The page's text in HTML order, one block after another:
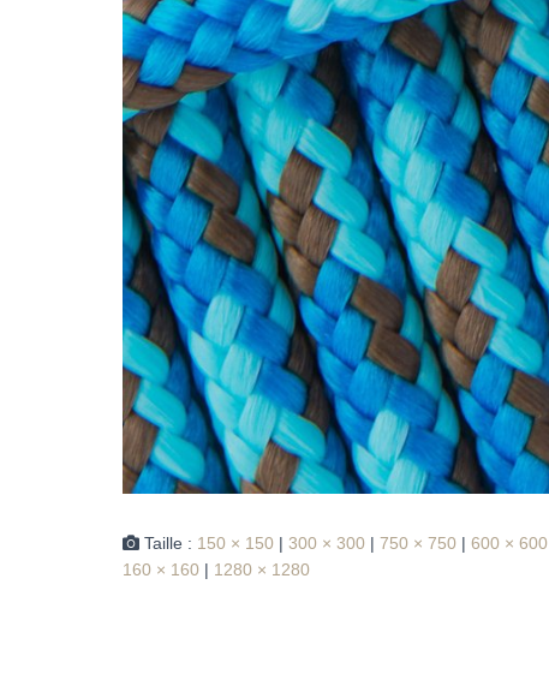
Taille : 150 × 150 | 300 × 300 | 750 × 750 | 600 × 600
160 × 160 | 1280 × 1280